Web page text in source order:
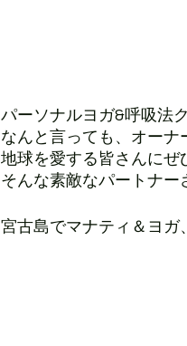
パーソナルヨガ&呼吸法
なんと言っても、オー
地球を愛する皆さんにぜ
そんな素敵なパートナー
宮古島でマナティ＆ヨガ